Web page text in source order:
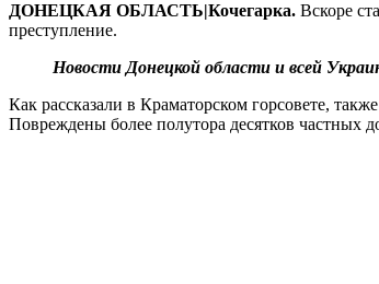
ДОНЕЦКАЯ ОБЛАСТЬ|Кочегарка. Вскоре
преступление.
Новости Донецкой области и всей
Как рассказали в Краматорском горсовете,
Повреждены более полутора десятков частных